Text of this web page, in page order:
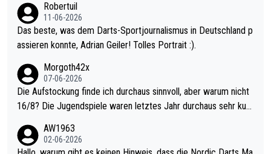
Robertuil
11-06-2026
Das beste, was dem Darts-Sportjournalismus in Deutschland p
assieren konnte, Adrian Geiler! Tolles Portrait :).
Morgoth42x
07-06-2026
Die Aufstockung finde ich durchaus sinnvoll, aber warum nicht
16/8? Die Jugendspiele waren letztes Jahr durchaus sehr kurz
Allerdings ist Mitchell Lawrie als Nummer 1 der Welt eh qualifi
ziert. Somit ändert die automatische Qualifikation des Weltmei
AW1963
02-06-2026